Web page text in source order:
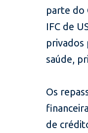
parte do
IFC de
privados
saúde,
Os
de